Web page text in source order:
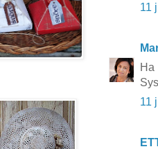
11
Ha
11